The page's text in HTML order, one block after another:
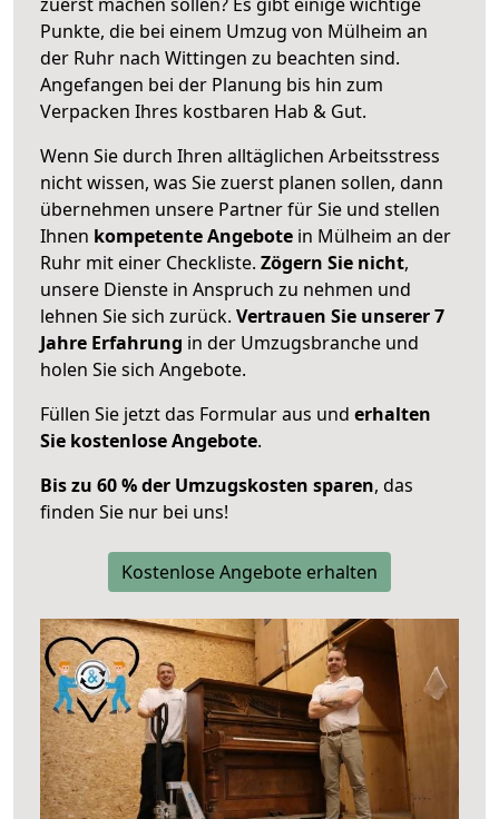
Punkte, die bei einem Umzug von Mülheim an
der Ruhr nach Wittingen zu beachten sind.
Angefangen bei der Planung bis hin zum
Verpacken Ihres kostbaren Hab & Gut.
Wenn Sie durch Ihren alltäglichen Arbeitsstress
nicht wissen, was Sie zuerst planen sollen, dann
übernehmen unsere Partner für Sie und stellen
Ihnen kompetente Angebote in Mülheim an der
Ruhr mit einer Checkliste. Zögern Sie nicht,
unsere Dienste in Anspruch zu nehmen und
lehnen Sie sich zurück. Vertrauen Sie unserer 7
Jahre Erfahrung in der Umzugsbranche und
holen Sie sich Angebote.
Füllen Sie jetzt das Formular aus und erhalten
Sie kostenlose Angebote.
Bis zu 60 % der Umzugskosten sparen, das
finden Sie nur bei uns!
Kostenlose Angebote erhalten